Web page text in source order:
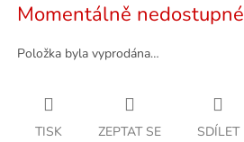
cena:
Momentálně nedostupné
Položka byla vyprodána…
TISK ZEPTAT SE SDÍLET